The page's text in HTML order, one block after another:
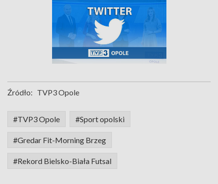
Źródło: TVP3 Opole
#TVP3 Opole #Sport opolski
#Gredar Fit-Morning Brzeg
#Rekord Bielsko-Biała Futsal